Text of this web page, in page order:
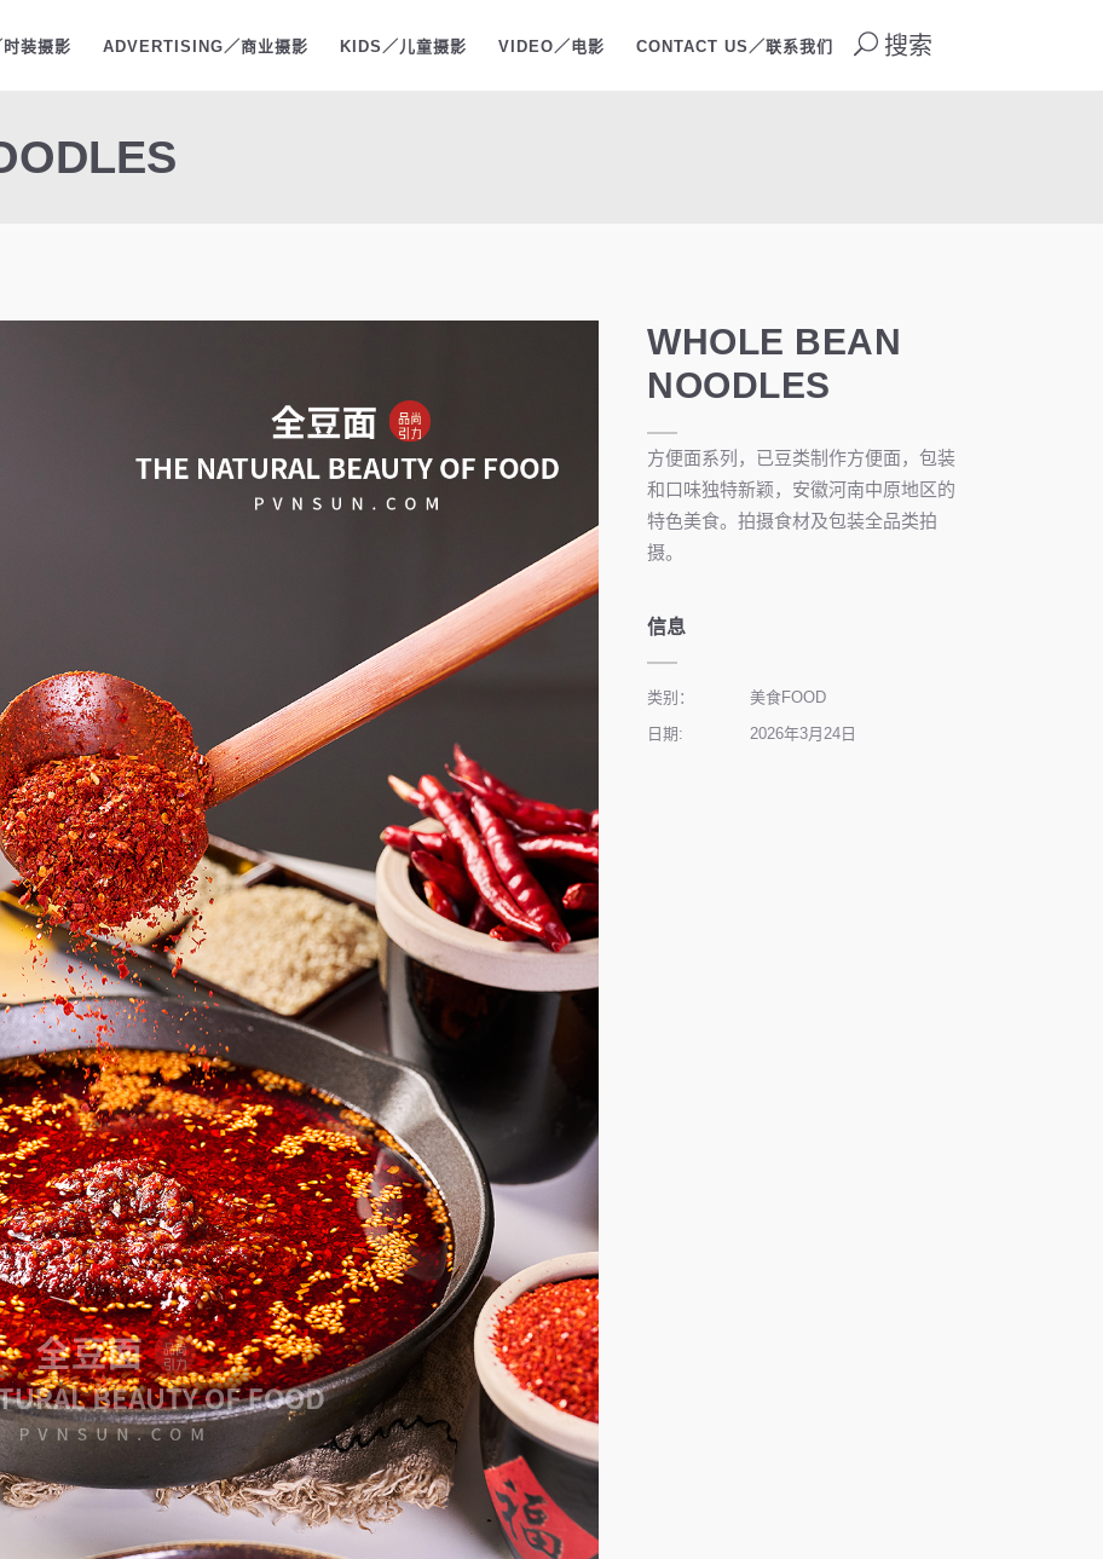
装摄影 ADVERTISING／商业摄影 KIDS／儿童摄影 VIDEO／电影 CONTACT US／联系我们 搜索
WHOLE BEAN
NOODLES
方便面系列，已豆类制作方便面，包装
和口味独特新颖，安徽河南中原地区的
特色美食。拍摄食材及包装全品类拍
摄。
信息
类别：
美食FOOD
日期:
2026年3月24日